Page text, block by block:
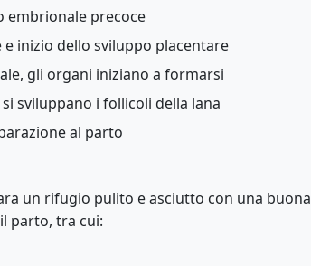
embrionale precoce
inizio dello sviluppo placentare
gli organi iniziano a formarsi
sviluppano i follicoli della lana
al parto
un rifugio pulito e asciutto con una buona
parto, tra cui: